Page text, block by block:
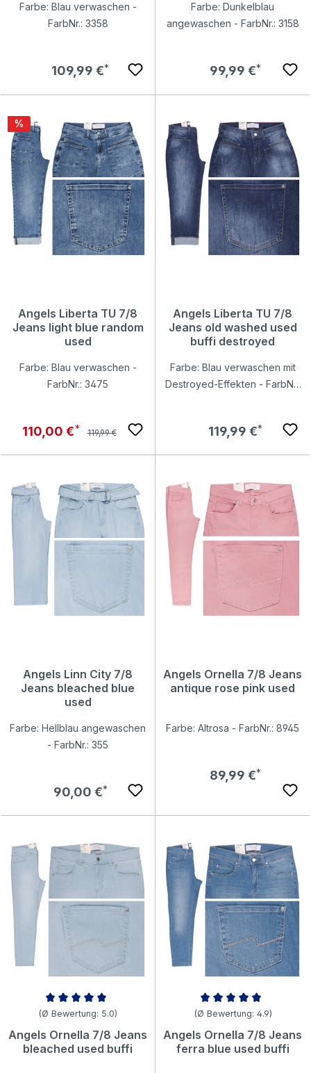
Farbe: Blau verwaschen -
FarbNr.: 3358
Regulärer Preis:
109,99 €
Farbe: Dunkelblau
angewaschen - FarbNr.: 3158
Regulärer Preis:
99,99 €
Rabatt
%
Angels Liberta TU 7/8
Jeans light blue random
used
Farbe: Blau verwaschen -
FarbNr.: 3475
Verkaufspreis:
110,00 € Regulärer Preis:
119,99 €
Angels Liberta TU 7/8
Jeans old washed used
buffi destroyed
Farbe: Blau verwaschen mit
Destroyed-Effekten - FarbNr.:
Regulärer Preis:
119,99 €
Angels Linn City 7/8
Jeans bleached blue
used
Farbe: Hellblau angewaschen
- FarbNr.: 355
Regulärer Preis:
90,00 €
Angels Ornella 7/8 Jeans
antique rose pink used
Farbe: Altrosa - FarbNr.: 8945
Regulärer Preis:
89,99 €
Durchschnittliche Bewertung von 5 von 5 Sternen
(Ø Bewertung: 5.0)
Angels Ornella 7/8 Jeans
bleached used buffi
Durchschnittliche Bewertung
(Ø Bewertung: 4.9)
Angels Ornella 7/8 Jeans
ferra blue used buffi